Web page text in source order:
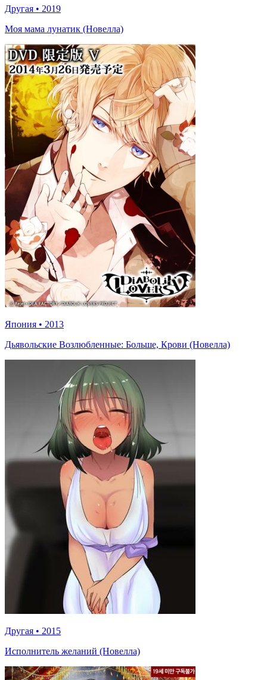
Другая • 2019
Моя мама лунатик (Новелла)
Япония • 2013
Дьявольские Возлюбленные: Больше, Крови (Новелла)
Другая • 2015
Исполнитель желаний (Новелла)